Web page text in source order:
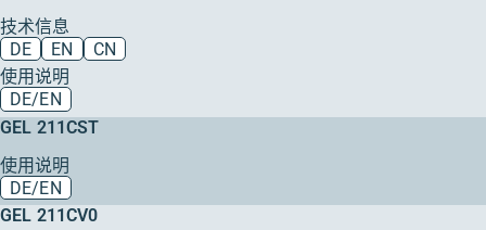
技术信息
DE
EN
CN
使用说明
DE/EN
GEL 211CST
使用说明
DE/EN
GEL 211CV0